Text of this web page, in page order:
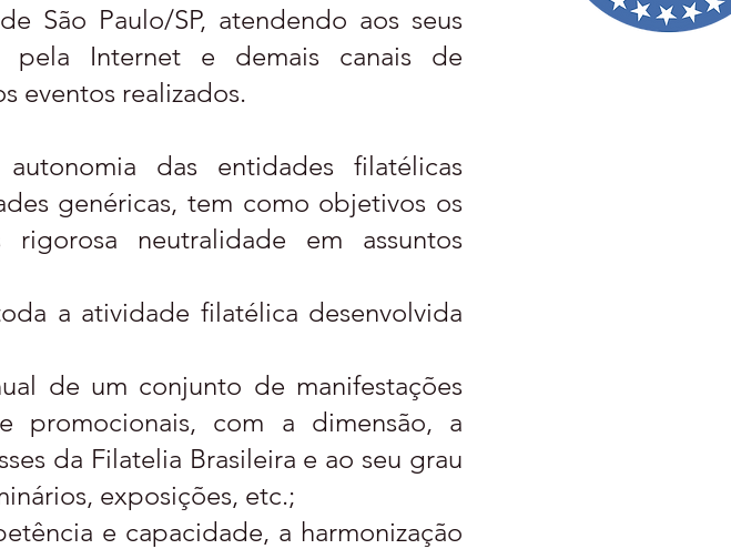
Paulo/SP, atendendo aos seus
Internet e demais canais de
eventos realizados.
das entidades filatélicas
genéricas, tem como objetivos os
neutralidade em assuntos
a atividade filatélica desenvolvida
de um conjunto de manifestações
promocionais, com a dimensão, a
da Filatelia Brasileira e ao seu grau
exposições, etc.;
e capacidade, a harmonização